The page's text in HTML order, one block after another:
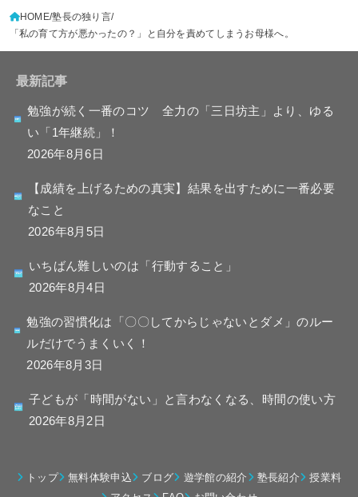
HOME 塾長の独り言
「私の育て方が悪かったの？」と自分を責めてしまうお母様へ。
最新記事
勉強が続く一番のコツ 全力の「三日坊主」より、ゆる
い「1年継続」！
2026年8月6日
【成績を上げるための真実】結果を出すために一番必要
なこと
2026年8月5日
いちばん難しいのは「行動すること」
2026年8月4日
勉強の習慣化は「〇〇してからじゃないとダメ」のルー
ルだけでうまくいく！
2026年8月3日
子どもが「時間がない」と言わなくなる、時間の使い方
2026年8月2日
トップ 無料体験申込 ブログ 遊学館の紹介 塾長紹介
授業料